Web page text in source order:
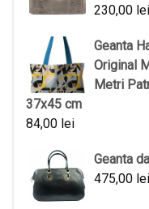
230,00 lei
Geanta
Original
Metri
37x45 cm
84,00 lei
Geanta
475,00 lei